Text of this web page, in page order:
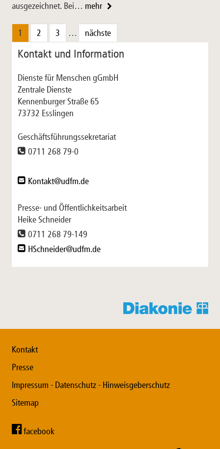
ausgezeichnet. Bei… mehr
1 2 3 … nächste
Kontakt und Information
Dienste für Menschen gGmbH
Zentrale Dienste
Kennenburger Straße 65
73732 Esslingen
Geschäftsführungssekretariat
0711 268 79-0
Kontakt@udfm.de
Presse- und Öffentlichkeitsarbeit
Heike Schneider
0711 268 79-149
HSchneider@udfm.de
Kontakt
Presse
Impressum - Datenschutz - Hinweisgeberschutz
Sitemap
facebook